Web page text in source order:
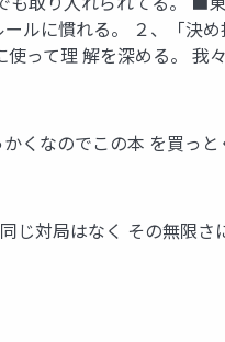
ルに慣れる。 ２、「決
って理 解を深める。 我
くなのでこの本 を買っ
対局はなく その無限さ